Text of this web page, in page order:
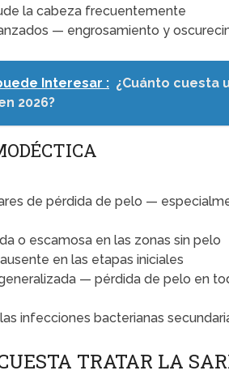
la cabeza frecuentemente
— engrosamiento y
Interesar : ¿Cuánto cuesta
2026?
de pérdida de pelo —
o escamosa en las zonas sin pelo
en las etapas iniciales
— pérdida de pelo en
infecciones bacterianas
TRATAR LA